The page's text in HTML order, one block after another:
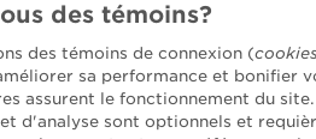
H3B 2G2
des témoins?
des témoins de connexion (
sa performance et bonifier
assurent le fonctionnement du
d'analyse sont optionnels et